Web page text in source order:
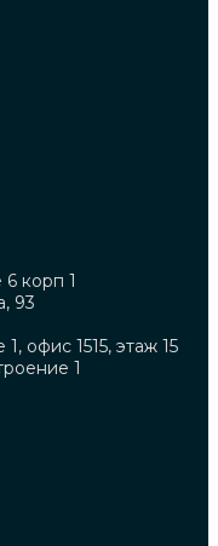
корп 1
93
офис 1515, этаж 15
1